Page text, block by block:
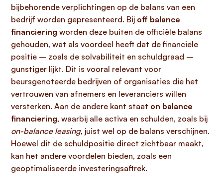
bijbehorende verplichtingen op de balans van een
bedrijf worden gepresenteerd. Bij off balance
financiering worden deze buiten de officiële balans
gehouden, wat als voordeel heeft dat de financiële
positie – zoals de solvabiliteit en schuldgraad –
gunstiger lijkt. Dit is vooral relevant voor
beursgenoteerde bedrijven of organisaties die het
vertrouwen van afnemers en leveranciers willen
versterken. Aan de andere kant staat on balance
financiering, waarbij alle activa en schulden, zoals bij
on-balance leasing, juist wel op de balans verschijnen.
Hoewel dit de schuldpositie direct zichtbaar maakt,
kan het andere voordelen bieden, zoals een
geoptimaliseerde investeringsaftrek.